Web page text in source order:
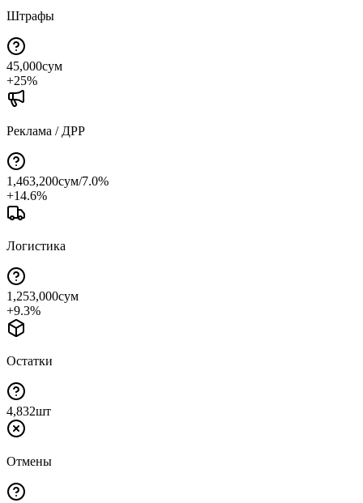
Штрафы
45,000сум
+25%
Реклама / ДРР
1,463,200сум/7.0%
+14.6%
Логистика
1,253,000сум
+9.3%
Остатки
4,832шт
Отмены